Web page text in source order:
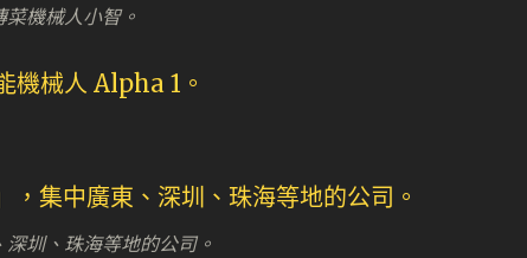
機械人小智。
圳、珠海等地的公司。